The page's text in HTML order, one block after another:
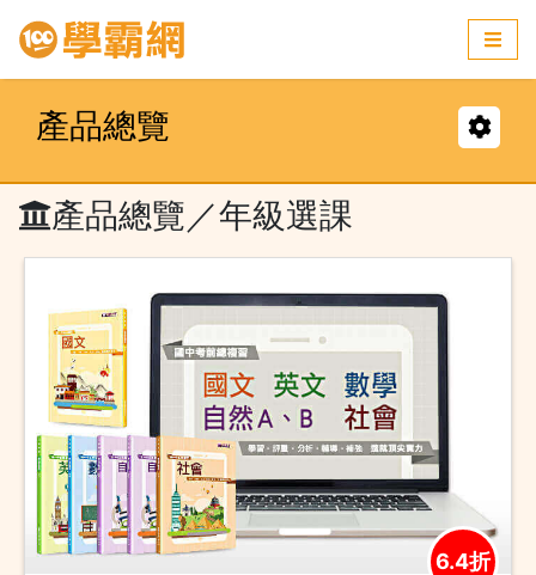
產品總覽
產品總覽／年級選課
6.4折